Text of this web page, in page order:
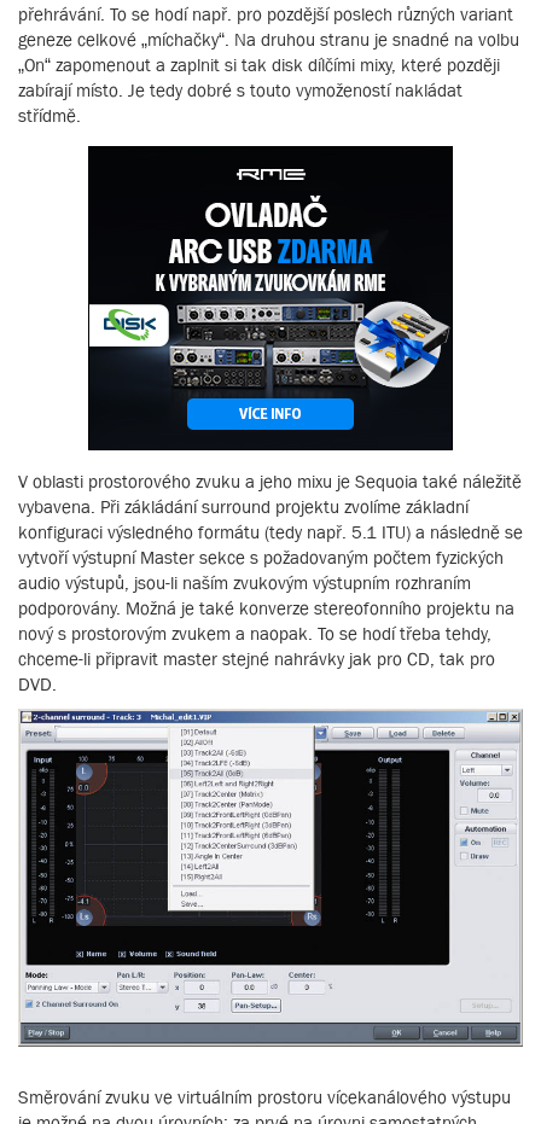
přehrávání. To se hodí např. pro pozdější poslech různých variant
geneze celkové „míchačky“. Na druhou stranu je snadné na volbu
„On“ zapomenout a zaplnit si tak disk dílčími mixy, které později
zabírají místo. Je tedy dobré s touto vymožeností nakládat
střídmě.
V oblasti prostorového zvuku a jeho mixu je Sequoia také náležitě
vybavena. Při zákládání surround projektu zvolíme základní
konfiguraci výsledného formátu (tedy např. 5.1 ITU) a následně se
vytvoří výstupní Master sekce s požadovaným počtem fyzických
audio výstupů, jsou-li naším zvukovým výstupním rozhraním
podporovány. Možná je také konverze stereofonního projektu na
nový s prostorovým zvukem a naopak. To se hodí třeba tehdy,
chceme-li připravit master stejné nahrávky jak pro CD, tak pro
DVD.
Směrování zvuku ve virtuálním prostoru vícekanálového výstupu